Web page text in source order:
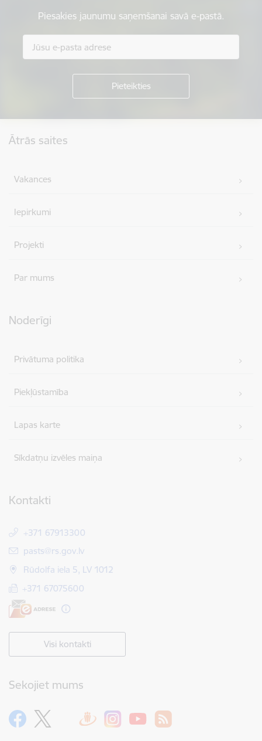
Piesakies jaunumu saņemšanai savā e-pastā.
Ātrās saites
Vakances
Iepirkumi
Projekti
Par mums
Noderīgi
Privātuma politika
Piekļūstamība
Lapas karte
Sīkdatņu izvēles maiņa
Kontakti
+371 67913300
E-pasts:
pasts@rs.gov.lv
Rūdolfa iela 5, LV 1012
+371 67075600
Visi kontakti
Sekojiet mums